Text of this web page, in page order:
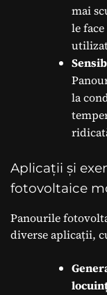
mai
le
la
Aplicații și
fotovoltaice
Panourile
diverse aplicații,